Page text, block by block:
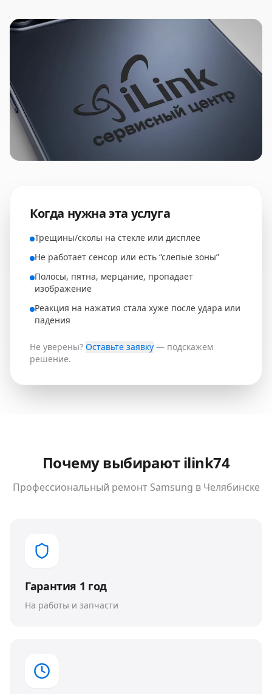
Когда нужна эта услуга
Трещины/сколы на стекле или дисплее
Не работает сенсор или есть “слепые зоны”
Полосы, пятна, мерцание, пропадает
изображение
Реакция на нажатия стала хуже после удара или
падения
Не уверены? Оставьте заявку — подскажем
решение.
Почему выбирают ilink74
Профессиональный ремонт Samsung в Челябинске
Гарантия 1 год
На работы и запчасти